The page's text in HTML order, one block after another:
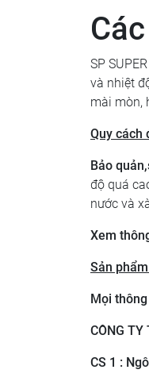
SP
và nhiệt
mài mòn,
Quy cách
Bảo
độ quá
nước và
Xem
Sản
Mọi
CÔNG TY
CS 1 :